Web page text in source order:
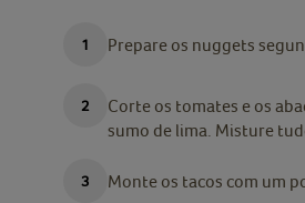
Prepare os nuggets
Corte os tomates e os
sumo de lima. Misture
Monte os tacos com um